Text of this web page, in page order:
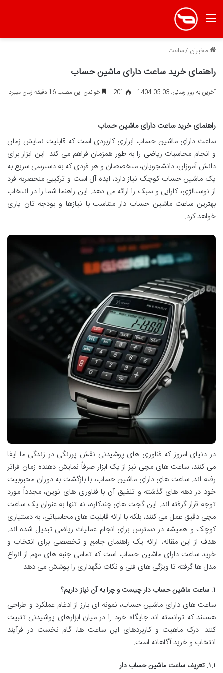
منو
مخبران /ساعت
راهنمای خرید ساعت دارای ماشین حساب
آخرین به روز رسانی: 03-05-1404 201 خواندن این مطلب 16 دقیقه زمان میبرد
راهنمای خرید ساعت دارای ماشین حساب
ساعت دارای ماشین حساب ابزاری کاربردی است که قابلیت نمایش زمان
و انجام محاسبات ریاضی را به طور همزمان فراهم می کند. این ابزار برای
دانش آموزان، دانشجویان، متخصصان و هر فردی که به دسترسی سریع به
یک ماشین حساب کوچک نیاز دارد، ایده آل است و ترکیبی منحصربه فرد
از نوستالژی، کارایی و سبک را ارائه می دهد. این راهنما شما را در انتخاب
بهترین ساعت ماشین حساب دار متناسب با نیازها و بودجه تان یاری
خواهد کرد.
در دنیای امروز که فناوری های پوشیدنی نقش پررنگی در زندگی ما ایفا
می کنند، ساعت های مچی نیز از یک ابزار صرفاً نمایش دهنده زمان فراتر
رفته اند. ساعت های دارای ماشین حساب، با بازگشت به دوران محبوبیت
خود در دهه های گذشته و تلفیق آن با فناوری های نوین، مجدداً مورد
توجه قرار گرفته اند. این گجت های چندکاره، نه تنها به عنوان یک ساعت
مچی دقیق عمل می کنند، بلکه با ارائه قابلیت های محاسباتی، به دستیاری
کوچک و همیشه در دسترس برای انجام عملیات ریاضی تبدیل شده اند.
هدف از این مقاله، ارائه یک راهنمای جامع و تخصصی برای انتخاب و
خرید ساعت دارای ماشین حساب است که تمامی جنبه های مهم از انواع
مدل ها گرفته تا ویژگی های فنی و نکات نگهداری را پوشش می دهد.
۱. ساعت ماشین حساب دار چیست و چرا به آن نیاز داریم؟
ساعت های دارای ماشین حساب، نمونه ای بارز از ادغام عملکرد و طراحی
هستند که توانسته اند جایگاه خود را در میان ابزارهای پوشیدنی تثبیت
کنند. درک ماهیت و کاربردهای این ساعت ها، گام نخست در فرآیند
انتخاب و خرید آگاهانه است.
۱.۱. تعریف ساعت ماشین حساب دار